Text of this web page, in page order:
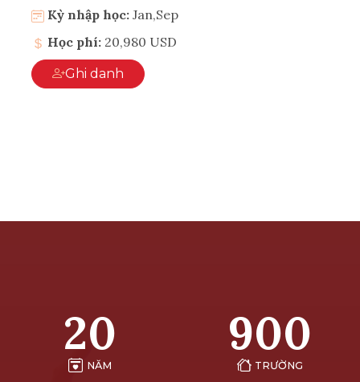
Kỳ nhập học: Jan,Sep
Học phí: 20,980 USD
Ghi danh
20
NĂM
900
TRƯỜNG